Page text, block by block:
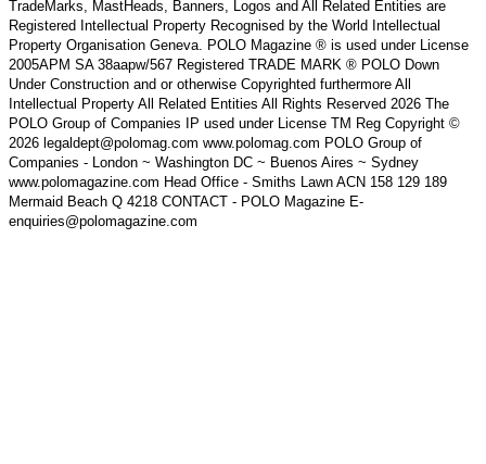
TradeMarks, MastHeads, Banners, Logos and All Related Entities are
Registered Intellectual Property Recognised by the World Intellectual
Property Organisation Geneva. POLO Magazine ® is used under License
2005APM SA 38aapw/567 Registered TRADE MARK ® POLO Down
Under Construction and or otherwise Copyrighted furthermore All
Intellectual Property All Related Entities All Rights Reserved 2026 The
POLO Group of Companies IP used under License TM Reg Copyright ©
2026 legaldept@polomag.com www.polomag.com POLO Group of
Companies - London ~ Washington DC ~ Buenos Aires ~ Sydney
www.polomagazine.com Head Office - Smiths Lawn ACN 158 129 189
Mermaid Beach Q 4218 CONTACT - POLO Magazine E-
enquiries@polomagazine.com